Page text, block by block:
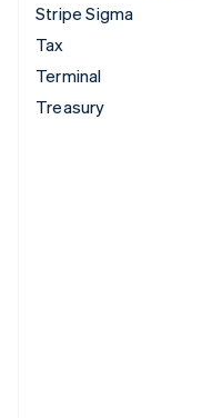
Stripe Sigma
Tax
Terminal
Treasury